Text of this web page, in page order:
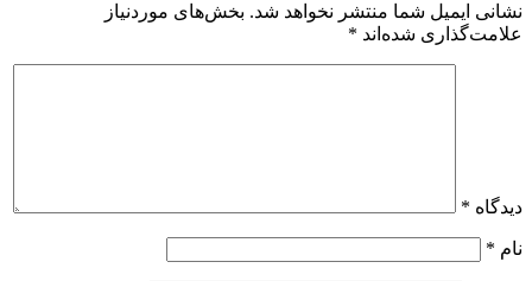
نشانی ایمیل شما منتشر نخواهد شد. بخش‌های موردنیاز
علامت‌گذاری شده‌اند *
دیدگاه *
نام *